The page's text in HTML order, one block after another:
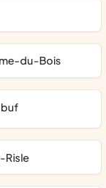
du-Bois
Risle